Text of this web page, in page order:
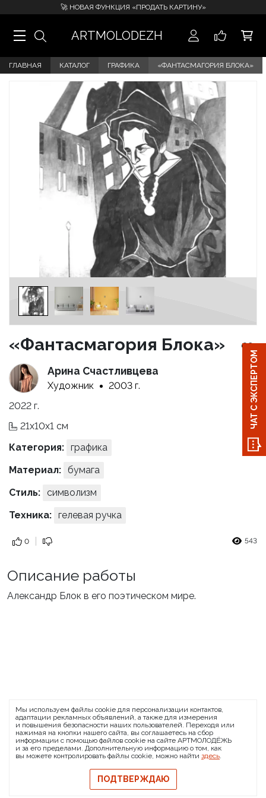
🚀 НОВАЯ ФУНКЦИЯ «ПРОДАТЬ КАРТИНУ»
ARTMOLODEZH
ГЛАВНАЯ КАТАЛОГ ГРАФИКА «ФАНТАСМАГОРИЯ БЛОКА»
«Фантасмагория Блока»
Арина Счастливцева
Художник
2003 г.
2022 г.
21x10x1 см
Категория: графика
Материал: бумага
Стиль: символизм
Техника: гелевая ручка
0 543
Описание работы
Александр Блок в его поэтическом мире.
О проекте FAQ
Банковские реквизиты
Сообщить о баге
© 2026 АРТМОЛОДЁЖЬ
Политика конфиденциальности
Политика обмена и возврата
Свидетельство на товарный знак
Публичная оферта
ЧАТ С ЭКСПЕРТОМ
Мы используем файлы cookie для персонализации контактов,
адаптации рекламных объявлений, а также для измерения
и повышения безопасности наших пользователей. Переходя или
нажимая на кнопки нашего сайта, вы соглашаетесь на сбор
информации с помощью файлов cookie на сайте АРТМОЛОДЁЖЬ
и за его пределами. Дополнительную информацию о том, как
вы можете контролировать файлы cookie, можно найти здесь.
ПОДТВЕРЖДАЮ